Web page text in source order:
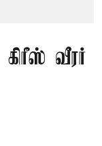
வீரர்